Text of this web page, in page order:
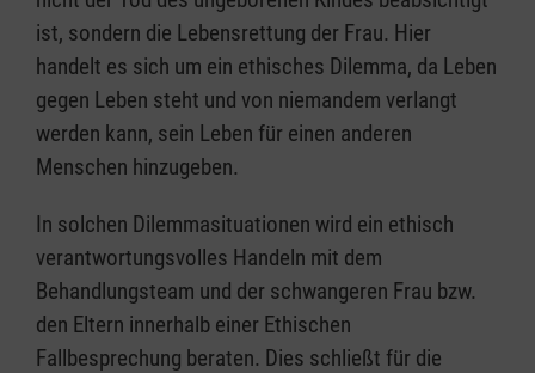
ist, sondern die Lebensrettung der Frau. Hier
handelt es sich um ein ethisches Dilemma, da Leben
gegen Leben steht und von niemandem verlangt
werden kann, sein Leben für einen anderen
Menschen hinzugeben.
In solchen Dilemmasituationen wird ein ethisch
verantwortungsvolles Handeln mit dem
Behandlungsteam und der schwangeren Frau bzw.
den Eltern innerhalb einer Ethischen
Fallbesprechung beraten. Dies schließt für die